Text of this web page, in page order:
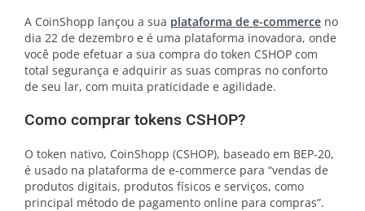
A CoinShopp lançou a sua plataforma de e-commerce no
dia 22 de dezembro e é uma plataforma inovadora, onde
você pode efetuar a sua compra do token CSHOP com
total segurança e adquirir as suas compras no conforto
de seu lar, com muita praticidade e agilidade.
Como comprar tokens CSHOP?
O token nativo, CoinShopp (CSHOP), baseado em BEP-20,
é usado na plataforma de e-commerce para “vendas de
produtos digitais, produtos físicos e serviços, como
principal método de pagamento online para compras”.